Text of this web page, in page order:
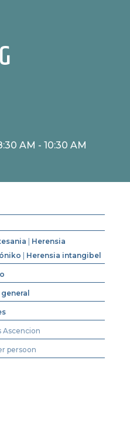
AM - 10:30 AM
Herensia
Herensia intangibel
Ascencion
persoon